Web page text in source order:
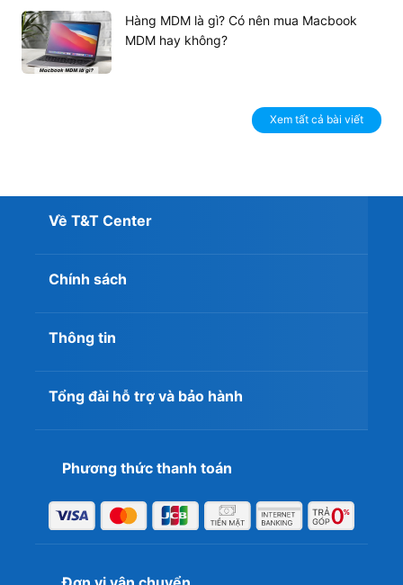
Hàng MDM là gì? Có nên mua Macbook
MDM hay không?
Xem tất cả bài viết
Về T&T Center
Chính sách
Thông tin
Tổng đài hỗ trợ và bảo hành
Phương thức thanh toán